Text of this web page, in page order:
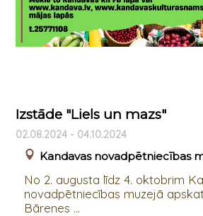
Izstāde "Liels un mazs"
02.08.2024 - 04.10.2024
Kandavas novadpētniecības
No 2. augusta līdz 4. oktobrim
novadpētniecības muzejā
Bārenes ...